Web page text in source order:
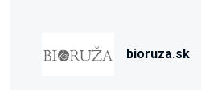
bioruza.sk